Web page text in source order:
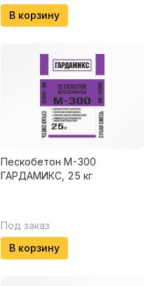
В корзину
Пескобетон М-300
ГАРДАМИКС, 25 кг
Под заказ
В корзину